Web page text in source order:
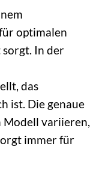
optimalen
In der
das
ist. Die genaue
Modell variieren,
immer für